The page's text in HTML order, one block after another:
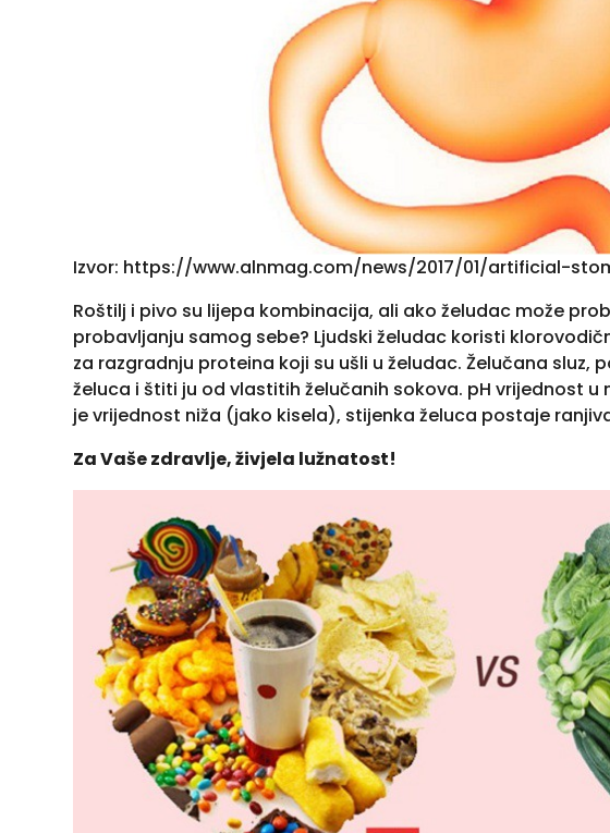
Izvor: https://www.alnmag.com/news/2017/01/artificial-
Roštilj i pivo su lijepa kombinacija, ali ako želudac može
probavljanju samog sebe? Ljudski želudac koristi
za razgradnju proteina koji su ušli u želudac. Želučana sluz,
želuca i štiti ju od vlastitih želučanih sokova. pH vrijednost u
je vrijednost niža (jako kisela), stijenka želuca postaje
Za Vaše zdravlje, živjela lužnatost!